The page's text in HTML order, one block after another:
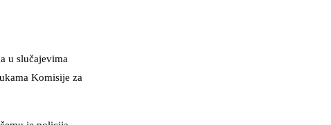
u slučajevima
Komisije za